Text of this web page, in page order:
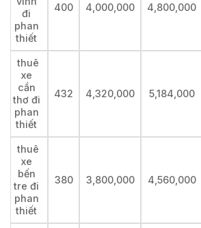
đi
phan
thiết
400 4,000,000 4,800,000
thuê
xe
cần
thơ đi
phan
thiết
432 4,320,000 5,184,000
thuê
xe
bến
tre đi
phan
thiết
380 3,800,000 4,560,000